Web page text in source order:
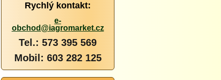
Rychlý kontakt:
e-
obchod@iagromarket.cz
Tel.: 573 395 569
Mobil: 603 282 125